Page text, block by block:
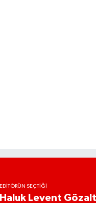
EDITÖRÜN SEÇTIĞI
Haluk Levent